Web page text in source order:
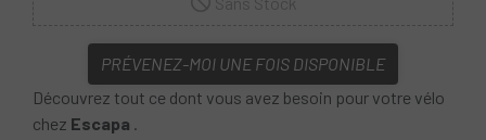
PRÉVENEZ-MOI UNE FOIS DISPONIBLE
Découvrez tout ce dont vous avez besoin pour votre vélo
chez Escapa .